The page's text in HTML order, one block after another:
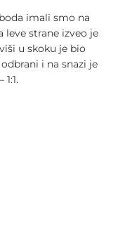
imali smo na
leve strane izveo je
u skoku je bio
i na snazi je